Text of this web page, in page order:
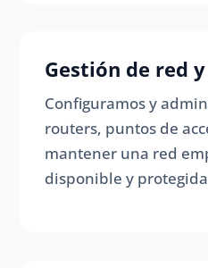
Gestión de red
Configuramos y
routers, puntos de
mantener una red
disponible y